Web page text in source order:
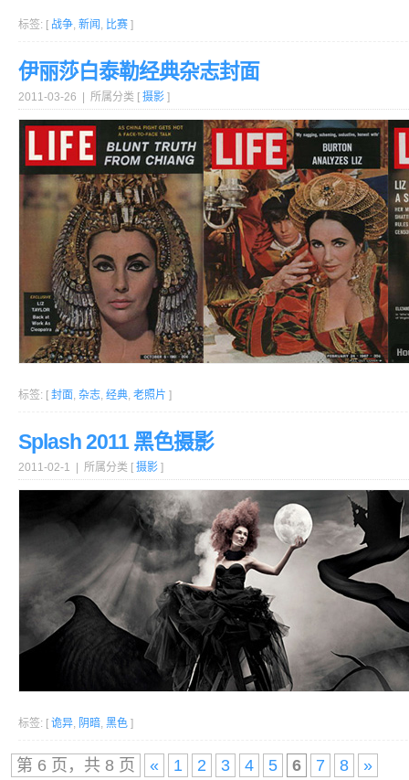
标签: [ 战争, 新闻 , 比赛 ]
伊丽莎白泰勒经典杂志封面
2011-03-26 | 所属分类 [ 摄影 ]
标签: [ 封面, 杂志, 经典, 老照片 ]
Splash 2011 黑色摄影
2011-02-1 | 所属分类 [ 摄影 ]
标签: [ 诡异, 阴暗, 黑色 ]
第 6 页，共 8 页 « 1 2 3 4 5 6 7 8 »